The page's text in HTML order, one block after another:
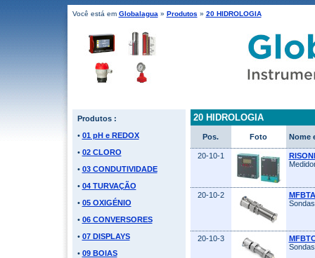
Você está em Globalagua » Produtos » 20 HIDROLOGIA
Produtos :
• 01 pH e REDOX
• 02 CLORO
• 03 CONDUTIVIDADE
• 04 TURVAÇÃO
• 05 OXIGÉNIO
• 06 CONVERSORES
• 07 DISPLAYS
• 09 BOIAS
20 HIDROLOGIA
Pos. Foto Nome
20-10-1
20-10-2
MFBTA
20-10-3